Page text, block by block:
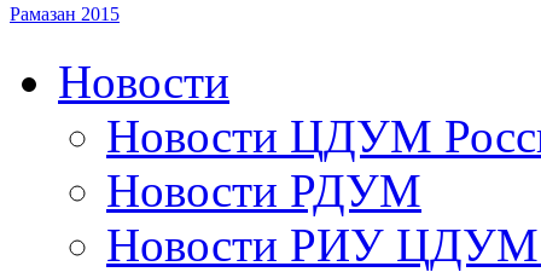
Рамазан 2015
Новости
Новости ЦДУМ
Новости РДУМ
Новости РИУ ЦДУМ